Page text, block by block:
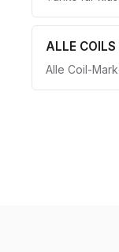
ALLE COILS
Alle Coil-